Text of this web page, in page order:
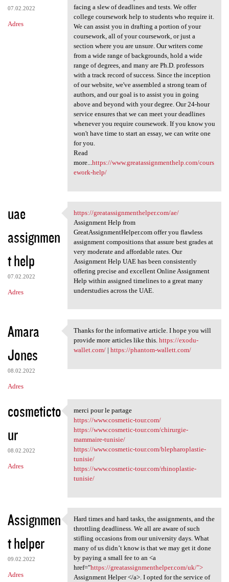
07.02.2022
Adres
facing a slew of deadlines and tests. We offer
college coursework help to students who require it.
We can assist you in drafting a portion of your
coursework, all of your coursework, or just a
section where you are unsure. Our writers come
from a wide range of backgrounds, hold a wide
range of degrees, and many are Ph.D. professors
with a track record of success. Since the inception
of our website, we've assembled a strong team of
authors, and our goal is to assist you in going
above and beyond with your degree. Our 24-hour
service ensures that we can meet your deadlines
whenever you require coursework. If you know you
won't have time to start an essay, we can write one
for you.
Read
more...https://www.greatassignmenthelp.com/cours
ework-help/
uae
assignmen
t help
07.02.2022
Adres
https://greatassignmenthelper
https://greatassignmenthelper.com/ae/
Assignment Help from
GreatAssignmentHelper.com offer you flawless
assignment compositions that assure best grades at
very moderate and affordable rates. Our
Assignment Help UAE has been consistently
offering precise and excellent Online Assignment
Help within assigned timelines to a great many
understudies across the UAE.
Amara
Jones
08.02.2022
Adres
Thanks for the informative
Thanks for the informative article. I hope you will
provide more articles like this. https://exodu-
wallet.com/| https://phantom-wallett.com/
cosmeticto
ur
08.02.2022
Adres
merci pour le partage
merci pour le partage
https://www.cosmetic-tour.com/
https://www.cosmetic-tour.com/chirurgie-
mammaire-tunisie/
https://www.cosmetic-tour.com/blepharoplastie-
tunisie/
https://www.cosmetic-tour.com/rhinoplastie-
tunisie/
Assignmen
t helper
09.02.2022
Adres
Hard times and hard tasks,
Hard times and hard tasks, the assignments, and the
throttling deadliness. We all are aware of such
stifling occasions from our university days. What
many of us didn’t know is that we may get it done
by paying a small fee to an <a
href="https://greatassignmenthelper.com/uk/">
Assignment Helper </a>. I opted for the service of